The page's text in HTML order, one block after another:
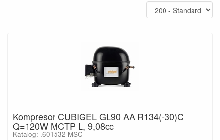
Kompresor CUBIGEL GL90 AA R134(-30)C
Q=120W MCTP L, 9,08cc
Katalog: .601532 MSC